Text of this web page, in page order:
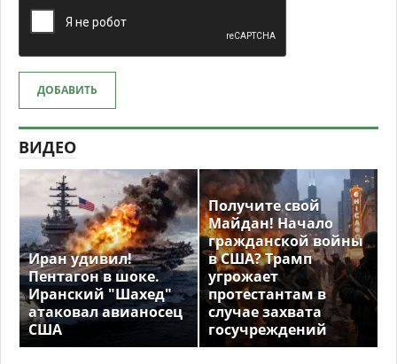
ДОБАВИТЬ
ВИДЕО
Иран удивил!
Пентагон в шоке.
Иранский "Шахед"
атаковал авианосец
США
Получите свой
Майдан! Начало
гражданской войны
в США? Трамп
угрожает
протестантам в
случае захвата
госучреждений